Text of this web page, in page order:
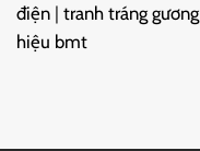
điện | tranh tráng gương
hiệu bmt